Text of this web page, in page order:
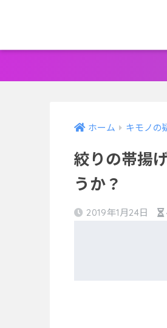
ホーム キモノの
絞りの帯揚
うか？
2019年1月24日